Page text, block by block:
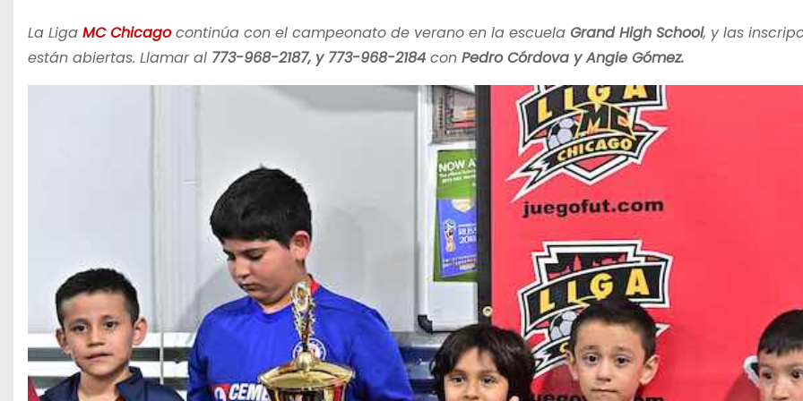
La Liga MC Chicago continúa con el campeonato de verano en la escuela Grand High School, y las
están abiertas. Llamar al 773-968-2187, y 773-968-2184 con Pedro Córdova y Angie Gómez.